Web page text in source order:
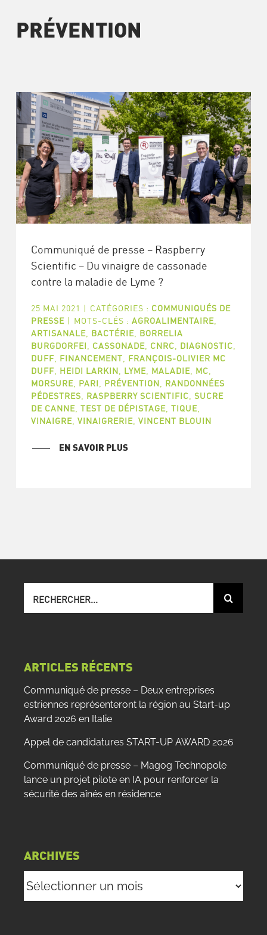
PRÉVENTION
Communiqué de presse – Raspberry
Scientific – Du vinaigre de cassonade
contre la maladie de Lyme ?
25 MAI 2021 | CATÉGORIES : COMMUNIQUÉS DE
PRESSE | MOTS-CLÉS : AGROALIMENTAIRE,
ARTISANALE, BACTÉRIE, BORRELIA
BURGDORFEI, CASSONADE, CNRC, DIAGNOSTIC,
DUFF, FINANCEMENT, FRANÇOIS-OLIVIER MC
DUFF, HEIDI LARKIN, LYME, MALADIE, MC,
MORSURE, PARI, PRÉVENTION, RANDONNÉES
PÉDESTRES, RASPBERRY SCIENTIFIC, SUCRE
DE CANNE, TEST DE DÉPISTAGE, TIQUE,
VINAIGRE, VINAIGRERIE, VINCENT BLOUIN
EN SAVOIR PLUS
sur
ARTICLES RÉCENTS
Communiqué de presse – Deux entreprises
estriennes représenteront la région au Start-up
Award 2026 en Italie
Appel de candidatures START-UP AWARD 2026
Communiqué de presse – Magog Technopole
lance un projet pilote en IA pour renforcer la
sécurité des aînés en résidence
ARCHIVES